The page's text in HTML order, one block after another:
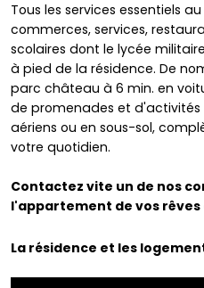
Tous les services essentiels
commerces, services,
scolaires dont le lycée
à pied de la résidence. De
parc château à 6 min. en
de promenades et d'activités
aériens ou en sous-sol,
votre quotidien.
Contactez vite un de nos
l'appartement de vos rêves à
La résidence et les